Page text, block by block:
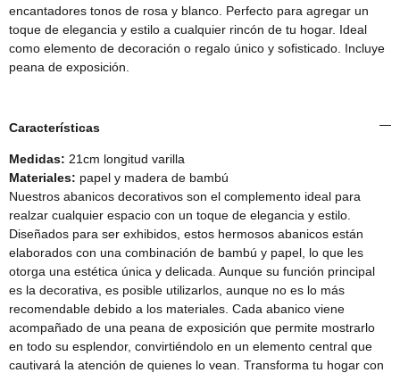
encantadores tonos de rosa y blanco. Perfecto para agregar un
toque de elegancia y estilo a cualquier rincón de tu hogar. Ideal
como elemento de decoración o regalo único y sofisticado. Incluye
peana de exposición.
Características
Medidas: 21cm longitud varilla
Materiales: papel y madera de bambú
Nuestros abanicos decorativos son el complemento ideal para
realzar cualquier espacio con un toque de elegancia y estilo.
Diseñados para ser exhibidos, estos hermosos abanicos están
elaborados con una combinación de bambú y papel, lo que les
otorga una estética única y delicada. Aunque su función principal
es la decorativa, es posible utilizarlos, aunque no es lo más
recomendable debido a los materiales. Cada abanico viene
acompañado de una peana de exposición que permite mostrarlo
en todo su esplendor, convirtiéndolo en un elemento central que
cautivará la atención de quienes lo vean. Transforma tu hogar con